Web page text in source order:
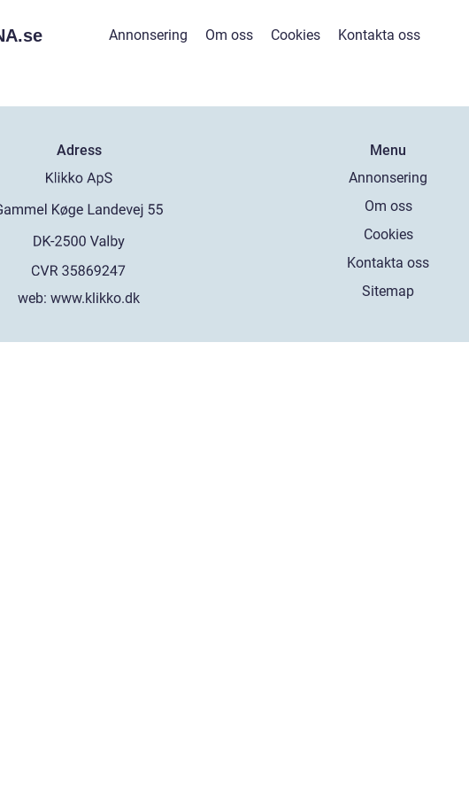
se Annonsering Om oss Cookies Kontakta oss
Adress
web:www.klikko.dk
Menu
Annonsering
Om oss
Cookies
Kontakta oss
Sitemap